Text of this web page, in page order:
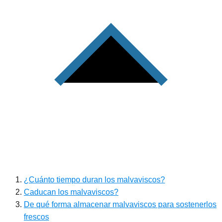
¿Cuánto tiempo duran los malvaviscos?
Caducan los malvaviscos?
De qué forma almacenar malvaviscos para sostenerlos
frescos